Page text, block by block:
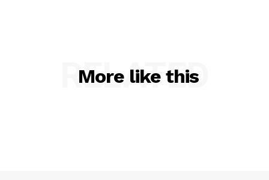
More like this
RELATED